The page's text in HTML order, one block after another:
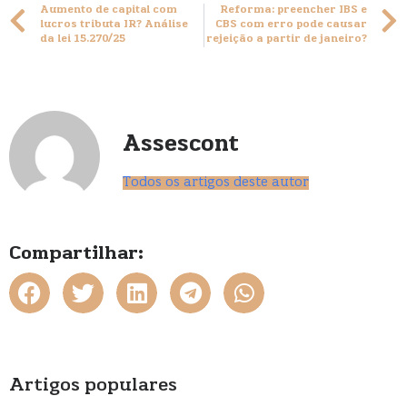
Aumento de capital com
lucros tributa IR? Análise
da lei 15.270/25
Reforma: preencher IBS e
CBS com erro pode causar
rejeição a partir de janeiro?
Assescont
Todos os artigos deste autor
Compartilhar:
Artigos populares